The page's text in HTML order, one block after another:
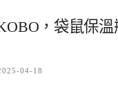
，袋鼠保
04-18